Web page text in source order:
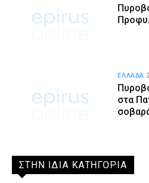
στα
ΕΛΛΑΔΑ
ΣΤΗΝ ΙΔΙΑ ΚΑΤΗΓΟΡΙΑ